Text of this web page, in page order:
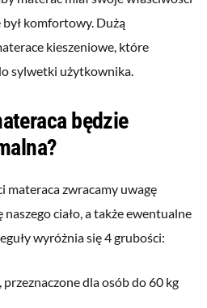
komfortowy. Dużą
kieszeniowe, które
sylwetki użytkownika.
będzie
materaca zwracamy uwagę
ciało, a także ewentualne
wyróżnia się 4 grubości:
dla osób do 60 kg